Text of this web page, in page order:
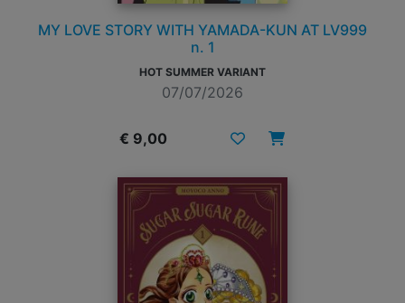
MY LOVE STORY WITH YAMADA-KUN AT LV999
n. 1
HOT SUMMER VARIANT
07/07/2026
€ 9,00